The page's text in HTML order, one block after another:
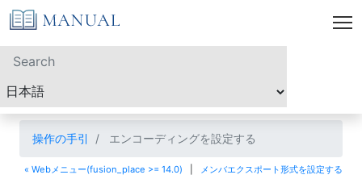
操作の手引 エンコーディングを設定する
« Webメニュー(fusion_place >= 14.0)
メンバエクスポート形式を設定する